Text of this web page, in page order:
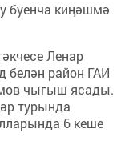
буенча киңәшмә
Ленар
белән район ГАИ
чыгыш ясады.
турында
6 кеше